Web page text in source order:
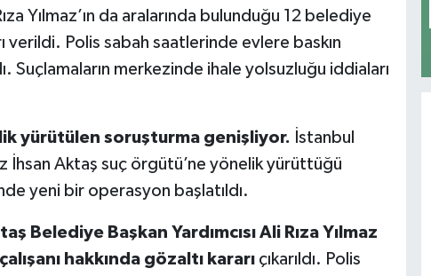
Yılmaz’ın da aralarında bulunduğu 12 belediye
verildi. Polis sabah saatlerinde evlere baskın
Suçlamaların merkezinde ihale yolsuzluğu iddiaları
yürütülen soruşturma genişliyor. İstanbul
İhsan Aktaş suç örgütü’ne yönelik yürüttüğü
yeni bir operasyon başlatıldı.
Belediye Başkan Yardımcısı Ali Rıza Yılmaz
hakkında gözaltı kararıçıkarıldı. Polis